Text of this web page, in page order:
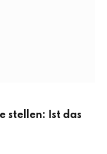
stellen: Ist das